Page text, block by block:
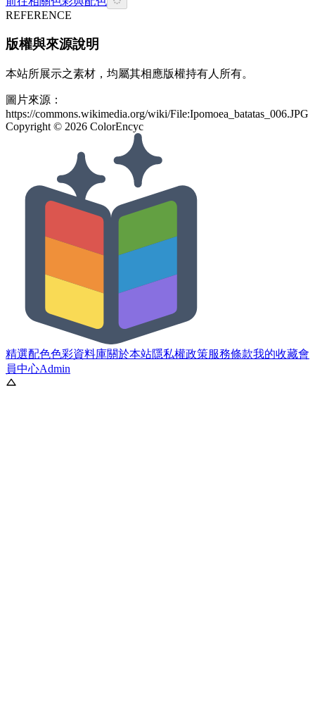
REFERENCE
版權與來源說明
本站所展示之素材，均屬其相應版權持有人所有。
圖片來源：
https://commons.wikimedia.org/wiki/File:Ipomoea_batatas_006.JPG
Copyright © 2026 ColorEncyc
精選配色色彩資料庫關於本站隱私權政策服務條款我的收藏會
員中心Admin